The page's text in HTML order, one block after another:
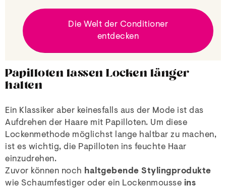
Die Welt der Conditioner
entdecken
Papilloten lassen Locken länger
halten
Ein Klassiker aber keinesfalls aus der Mode ist das
Aufdrehen der Haare mit Papilloten. Um diese
Lockenmethode möglichst lange haltbar zu machen,
ist es wichtig, die Papilloten ins feuchte Haar
einzudrehen.
Zuvor können noch haltgebende Stylingprodukte
wie Schaumfestiger oder ein Lockenmousse ins